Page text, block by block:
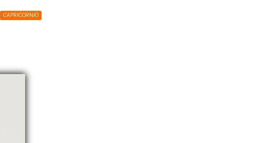
CAPRICORNIO